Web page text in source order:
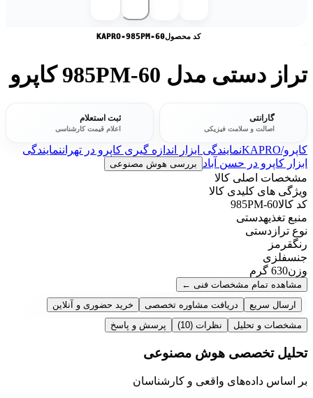
کد محصولKAPRO-985PM-60
تراز دستی مدل 985PM-60 کاپرو
گارانتی
اصالت و سلامت فیزیکی
ثبت استعلام
اعلام قیمت کارشناسی
کاپرو/KAPRO نمایندگی ابزار اندازه گیری کاپرو در تهراننمایندگی
ابزار کاپرو در حسن آباد
بررسی هوش مصنوعی
مشخصات اصلی کالا
ویژگی های کلیدی کالا
کد کالا985PM-60
منبع تغذیهدستی
نوع تراز دستی
رنگقرمز
جنسفلزی
وزن630 گرم
مشاهده تمام مشخصات فنی ←
ارسال سریع
دریافت مشاوره تخصصی
خرید حضوری و آنلاین
مشخصات و تحلیل
نظرات (10) پرسش و پاسخ
تحلیل تخصصی هوش مصنوعی
بر اساس داده‌های واقعی و کارشناسان